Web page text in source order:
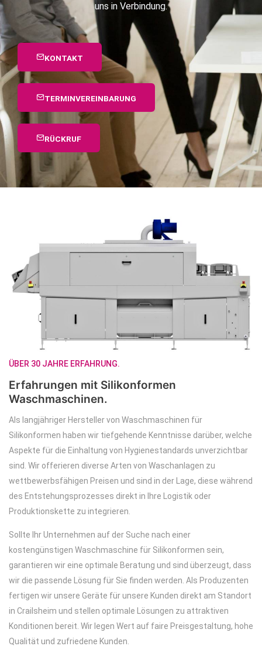
uns in Verbindung.
KONTAKT
TERMINVEREINBARUNG
RÜCKRUF
ÜBER 30 JAHRE ERFAHRUNG.
Erfahrungen mit Silikonformen
Waschmaschinen.
Als langjähriger Hersteller von Waschmaschinen für
Silikonformen haben wir tiefgehende Kenntnisse darüber, welche
Aspekte für die Einhaltung von Hygienestandards unverzichtbar
sind. Wir offerieren diverse Arten von Waschanlagen zu
wettbewerbsfähigen Preisen und sind in der Lage, diese während
des Entstehungsprozesses direkt in Ihre Logistik oder
Produktionskette zu integrieren.
Sollte Ihr Unternehmen auf der Suche nach einer
kostengünstigen Waschmaschine für Silikonformen sein,
garantieren wir eine optimale Beratung und sind überzeugt, dass
wir die passende Lösung für Sie finden werden. Als Produzenten
fertigen wir unsere Geräte für unsere Kunden direkt am Standort
in Crailsheim und stellen optimale Lösungen zu attraktiven
Konditionen bereit. Wir legen Wert auf faire Preisgestaltung, hohe
Qualität und zufriedene Kunden.